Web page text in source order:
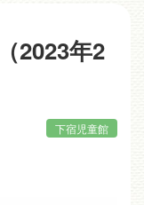
2023年2
下宿児童館